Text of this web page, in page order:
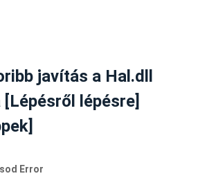
javítás a Hal.dll
[Lépésről lépésre]
Error